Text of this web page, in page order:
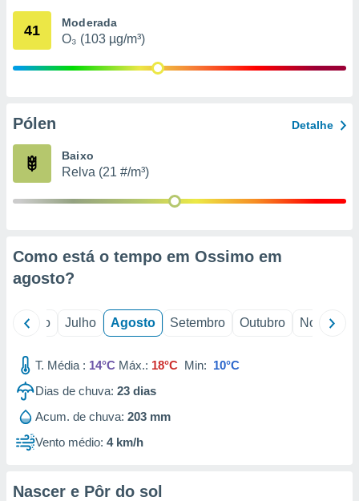
através
estudos
1199
41 Moderada
O₃ (103 µg/m³)
Pólen Detalhe
Baixo
Relva (21 #/m³)
Como está o tempo em Ossimo em
agosto?
Junho Julho Agosto Setembro Outubro Novembro
T. Média : 14°C Máx.: 18°C Min: 10°C
Dias de chuva: 23 dias
Acum. de chuva: 203 mm
Vento médio: 4 km/h
Nascer e Pôr do sol